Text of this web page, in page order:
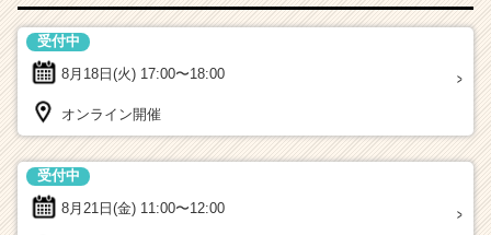
8月18日(火) 17:00〜18:00
受付中
オンライン開催
8月21日(金) 11:00〜12:00
受付中